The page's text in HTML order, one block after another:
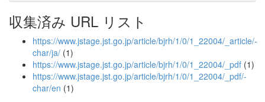
収集済み URL リスト
https://www.jstage.jst.go.jp/article/bjrh/1/0/1_22004/_article/-
char/ja/ (1)
https://www.jstage.jst.go.jp/article/bjrh/1/0/1_22004/_pdf (1)
https://www.jstage.jst.go.jp/article/bjrh/1/0/1_22004/_pdf/-
char/en (1)